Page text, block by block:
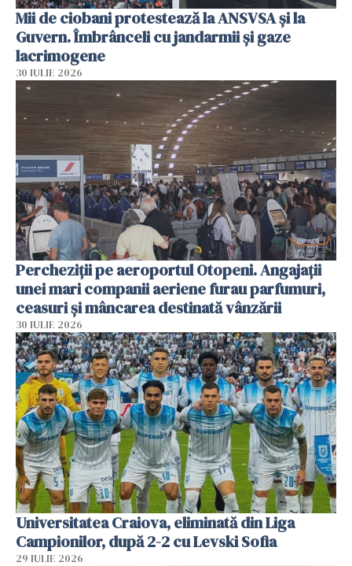
Mii de ciobani protestează la ANSVSA și la
Guvern. Îmbrânceli cu jandarmii și gaze
lacrimogene
30 IULIE 2026
Percheziții pe aeroportul Otopeni. Angajații
unei mari companii aeriene furau parfumuri,
ceasuri și mâncarea destinată vânzării
30 IULIE 2026
Universitatea Craiova, eliminată din Liga
Campionilor, după 2-2 cu Levski Sofia
29 IULIE 2026